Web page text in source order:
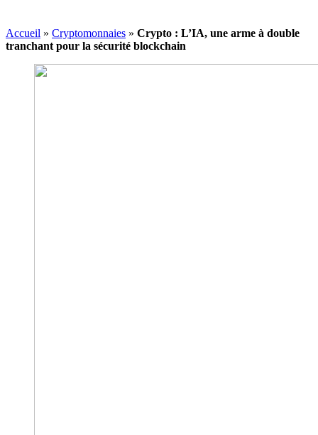
Accueil » Cryptomonnaies » Crypto : L’IA, une arme à double
tranchant pour la sécurité blockchain